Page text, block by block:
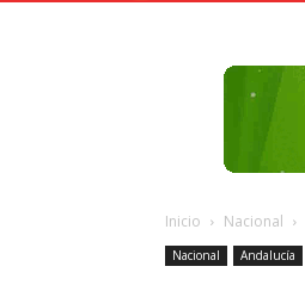
Inicio Nacional
Nacional Andalucía